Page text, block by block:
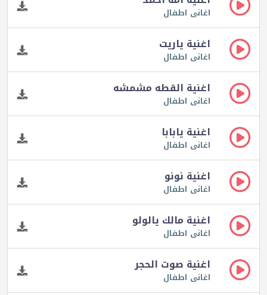
اغانى اطفال
اغنية ياريت
اغانى اطفال
اغنية القطه مشمشه
اغانى اطفال
اغنية يابابا
اغانى اطفال
اغنية نونو
اغانى اطفال
اغنية مالك يالولو
اغانى اطفال
اغنية صوت الحجر
اغانى اطفال